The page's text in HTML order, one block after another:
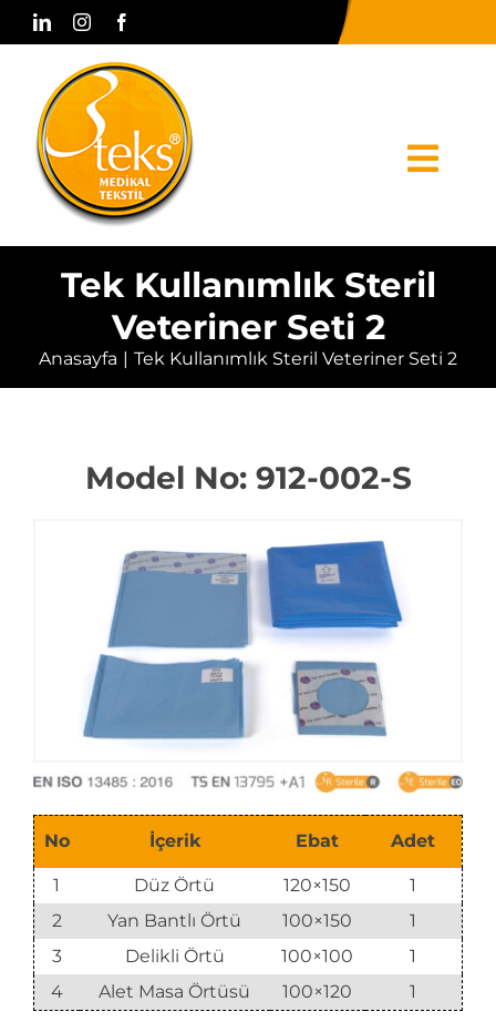
Skip
Kurumsal
Bize Ulaşın
Tek Kullanımlık Steril
Veteriner Seti 2
Anasayfa Tek Kullanımlık Steril Veteriner Seti 2
Model No: 912-002-S
No İçerik Ebat Adet
1 Düz Örtü 120×150
1
2
Yan Bantlı Örtü 100×150
1
3
Delikli Örtü 100×100
1
4
Alet Masa Örtüsü 100×120 1